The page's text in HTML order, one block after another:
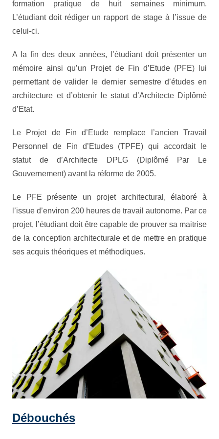
formation pratique de huit semaines minimum.
L’étudiant doit rédiger un rapport de stage à l’issue de
celui-ci.
A la fin des deux années, l’étudiant doit présenter un
mémoire ainsi qu’un Projet de Fin d’Etude (PFE) lui
permettant de valider le dernier semestre d’études en
architecture et d’obtenir le statut d’Architecte Diplômé
d’Etat.
Le Projet de Fin d’Etude remplace l’ancien Travail
Personnel de Fin d’Etudes (TPFE) qui accordait le
statut de d’Architecte DPLG (Diplômé Par Le
Gouvernement) avant la réforme de 2005.
Le PFE présente un projet architectural, élaboré à
l’issue d’environ 200 heures de travail autonome. Par ce
projet, l’étudiant doit être capable de prouver sa maitrise
de la conception architecturale et de mettre en pratique
ses acquis théoriques et méthodiques.
Débouchés